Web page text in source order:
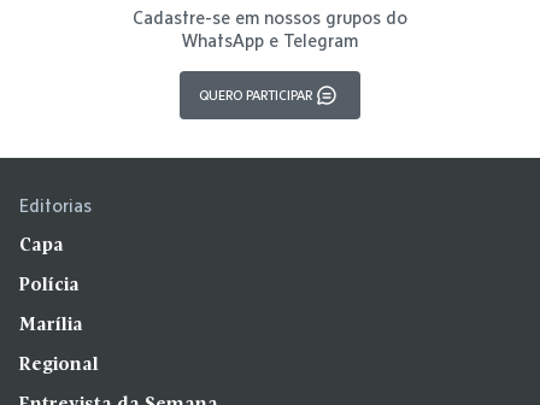
Cadastre-se em nossos grupos do
WhatsApp e Telegram
QUERO PARTICIPAR
Editorias
Capa
Polícia
Marília
Regional